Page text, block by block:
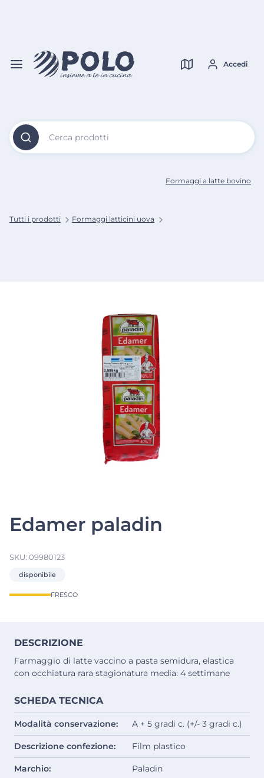
Cerca prodotti
Accedi
Tutti i prodotti Formaggi latticini uova
Formaggi a latte bovino
Edamer paladin
SKU: 09980123
disponibile
FRESCO
DESCRIZIONE
Farmaggio di latte vaccino a pasta semidura, elastica
con occhiatura rara stagionatura media: 4 settimane
SCHEDA TECNICA
Modalità conservazione: A + 5 gradi c. (+/- 3 gradi c.)
Descrizione confezione: Film plastico
Marchio: Paladin